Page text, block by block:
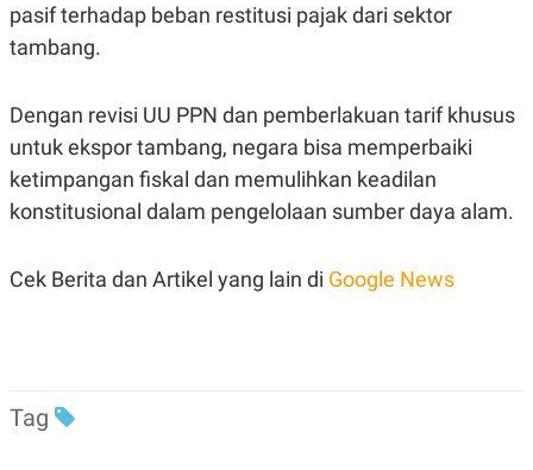
PROFILE
PEMBERITAAN
SIBER
POLICY
pasif terhadap beban restitusi pajak dari sektor
tambang.
Dengan revisi UU PPN dan pemberlakuan tarif khusus
untuk ekspor tambang, negara bisa memperbaiki
ketimpangan fiskal dan memulihkan keadilan
konstitusional dalam pengelolaan sumber daya alam.
Cek Berita dan Artikel yang lain di Google News
Tag